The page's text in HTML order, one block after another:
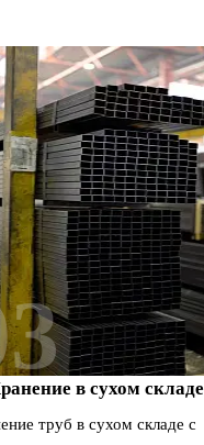
в сухом складе
труб в сухом складе с